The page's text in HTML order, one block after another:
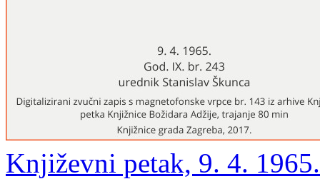
Književni petak, 9. 4.